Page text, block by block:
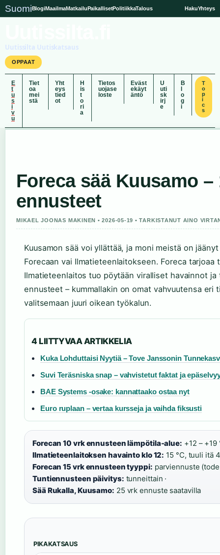
SuomiBlogiMaailmaMatkailuPaikallisetPolitiikkaTalous HakuYhteys
Uutissilta Uutiskatsaus
OPPAAT
E
t
u
s
i
v
u
Tiet
oa
mei
stä
Yht
eys
tied
ot
H
is
t
o
ri
a
Tietos
uojase
loste
Eväst
ekäyt
äntö
U
uti
sk
irj
e
B
o
g
i
T
o
p
i
c
s
Foreca sää Kuusamo –
ennusteet
MIKAEL JOONAS MAKINEN • 2026-05-19 • TARKISTANUT AINO
Kuusamon sää voi yllättää, ja moni meistä on
Forecaan vai Ilmatieteenlaitokseen. Foreca
Ilmatieteenlaitos tuo pöytään viralliset havainnot
ennusteet – kummallakin on omat vahvuutensa
valitsemaan juuri oikean työkalun.
4 LIITTYVAA ARTIKKELIA
Kuka Lohduttaisi Nyytiä – Tove Janssonin
Suvi Teräsniska snap – vahvistetut faktat ja
BAE Systems -osake: kannattaako ostaa nyt
Euro ruplaan – vertaa kursseja ja vaihda fiksusti
Forecan 10 vrk ennusteen lämpötila-alue: +12 – +19
Ilmatieteenlaitoksen havainto klo 12: 15 °C, tuuli itä
Forecan 15 vrk ennusteen tyyppi: parviennuste
Tuntiennusteen päivitys: tunneittain ·
Sää Rukalla, Kuusamo: 25 vrk ennuste saatavilla
PIKAKATSAUS